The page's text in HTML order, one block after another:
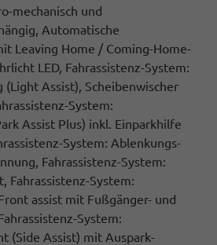
mechanisch und
Automatische
Leaving Home / Coming-Home-
LED, Fahrassistenz-System:
Assist), Scheibenwischer
System:
Assist Plus) inkl. Einparkhilfe
System: Ablenkungs-
Fahrassistenz-System:
Fahrassistenz-System:
assist mit Fußgänger- und
System:
(Side Assist) mit Auspark-